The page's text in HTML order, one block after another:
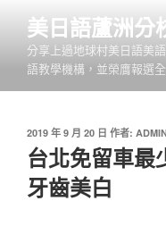
內
美日語蘆洲分
分享上過地球村美日語美
語教學機構，並榮膺報選
發
佈
於
2019 年 9 月 20 日 作者:
台北免留車最
牙齒美白